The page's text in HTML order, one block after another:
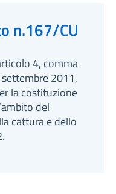
n.167/CU
4, comma
2011,
la costituzione
del
cattura e dello